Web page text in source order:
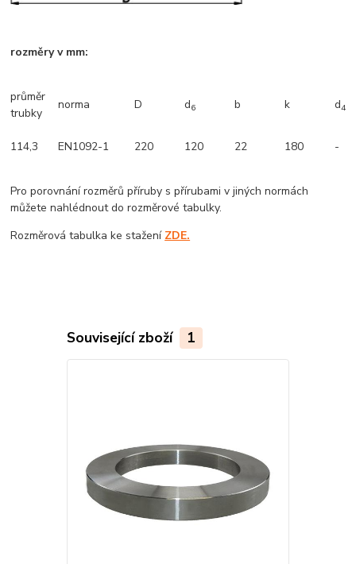
rozměry v mm:
průměr
trubky
norma D d6 b k d4
114,3 EN1092-1 220 120 22 180 -
Pro porovnání rozměrů příruby s přírubami v jiných normách
můžete nahlédnout do rozměrové tabulky.
Rozměrová tabulka ke stažení ZDE.
Související zboží 1